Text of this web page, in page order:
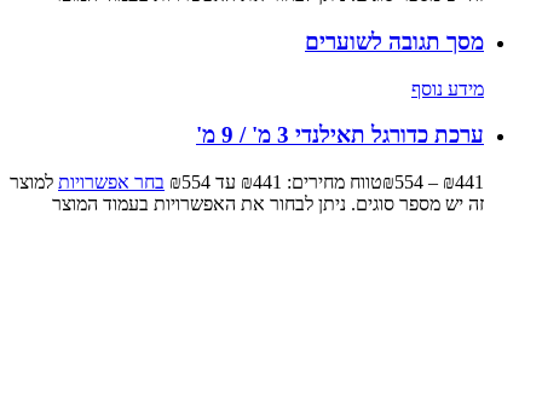
מסך תגובה לשוערים
מידע נוסף
ערכת כדורגל תאילנדי 3 מ' / 9 מ'
₪441
–
₪554 טווח מחירים: ⁦₪441⁩ עד ⁦₪554⁩ בחר אפשרויות למוצר
זה יש מספר סוגים. ניתן לבחור את האפשרויות בעמוד המוצר